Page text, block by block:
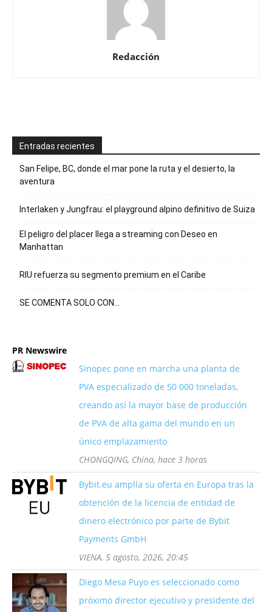
Redacción
Entradas recientes
San Felipe, BC, donde el mar pone la ruta y el desierto, la
aventura
Interlaken y Jungfrau: el playground alpino definitivo de Suiza
El peligro del placer llega a streaming con Deseo en
Manhattan
RIU refuerza su segmento premium en el Caribe
SE COMENTA SOLO CON…
PR Newswire
Sinopec pone en marcha una planta de
PVA especializado de 50 000 toneladas,
creando así la mayor base de producción
de PVA de alta gama del mundo en un
único emplazamiento
CHONGQING, China, hace 3 horas
Bybit.eu amplía su oferta en Europa tras la
obtención de la licencia de entidad de
dinero electrónico por parte de Bybit
Payments GmbH
VIENA, 5 agosto, 2026, 20:45
Diego Mesa Puyo es seleccionado como
próximo director ejecutivo y presidente del